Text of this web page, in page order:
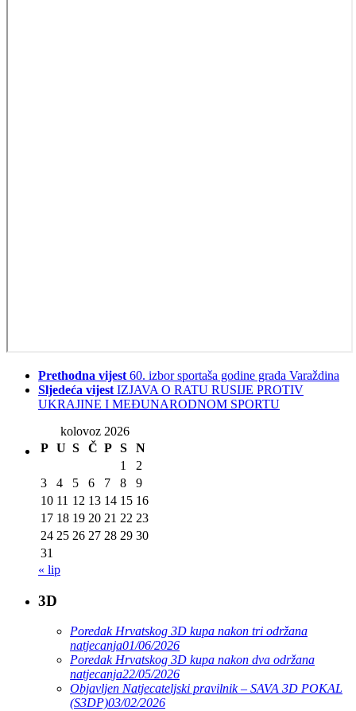
Prethodna vijest 60. izbor sportaša godine grada Varaždina
Sljedeća vijest IZJAVA O RATU RUSIJE PROTIV
UKRAJINE I MEĐUNARODNOM SPORTU
kolovoz 2026
P U S Č P S
N
1
2
3
4 5 6 7 8
9
10 11 12 13 14 15 16
17 18 19 20 21 22 23
24 25 26 27 28 29 30
31
« lip
3D
Poredak Hrvatskog 3D kupa nakon tri održana
natjecanja01/06/2026
Poredak Hrvatskog 3D kupa nakon dva održana
natjecanja22/05/2026
Objavljen Natjecateljski pravilnik – SAVA 3D POKAL
(S3DP)03/02/2026